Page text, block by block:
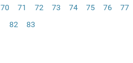
70 71 72 73 74 75 76 77
82 83